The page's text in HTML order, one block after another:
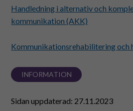
Handledning i alternativ och
kommunikation (AKK)
Kommunikationsrehabilitering och
INFORMATION
Sidan uppdaterad: 27.11.2023